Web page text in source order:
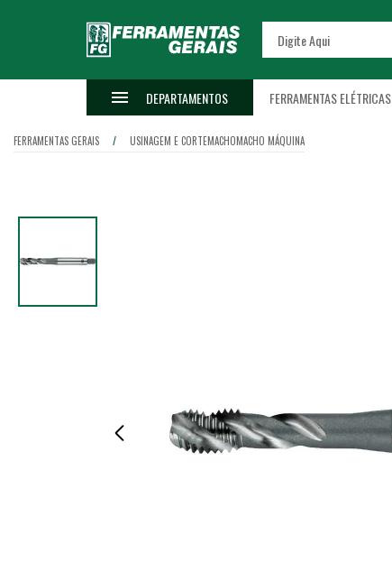
DEPARTAMENTOS FERRAMENTAS ELÉTRICAS
FERRAMENTAS GERAIS USINAGEM E CORTEMACHOMACHO MÁQUINA